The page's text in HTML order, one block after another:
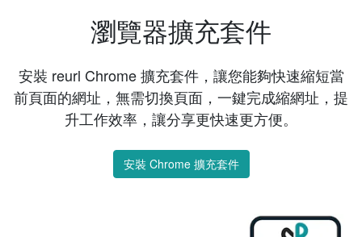
瀏覽器擴充套件
安裝 reurl Chrome 擴充套件，讓您能夠快速縮短當
前頁面的網址，無需切換頁面，一鍵完成縮網址，提
升工作效率，讓分享更快速更方便。
安裝 Chrome 擴充套件